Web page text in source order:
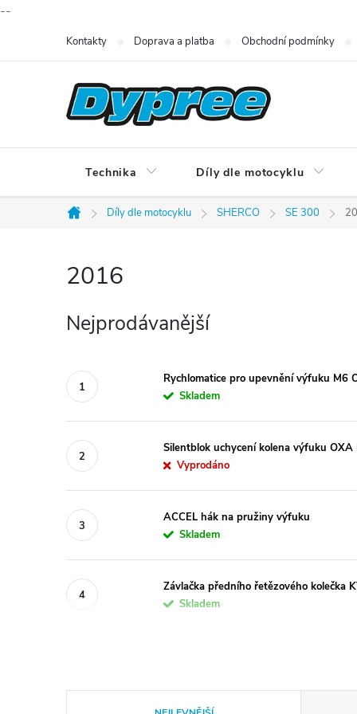
--
Kontakty Doprava a platba Obchodní podmínky
Technika Díly dle motocyklu
Domů
Díly dle motocyklu SHERCO SE 300
2016
Nejprodávanější
Rychlomatice pro upevnění výfuku M6
Skladem
Silentblok uchycení kolena výfuku OXA
Vyprodáno
ACCEL hák na pružiny výfuku
Skladem
Závlačka předního řetězového kolečka
Skladem